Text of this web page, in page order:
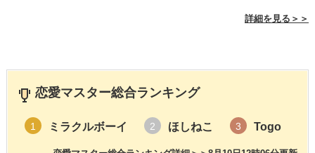
詳細を見る＞＞
恋愛マスター総合ランキング
1 ミラクルボーイ 2 ほしねこ 3 Togo